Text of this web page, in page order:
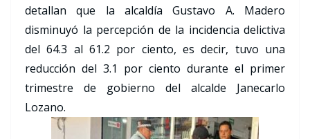
detallan que la alcaldía Gustavo A. Madero
disminuyó la percepción de la incidencia delictiva
del 64.3 al 61.2 por ciento, es decir, tuvo una
reducción del 3.1 por ciento durante el primer
trimestre de gobierno del alcalde Janecarlo
Lozano.